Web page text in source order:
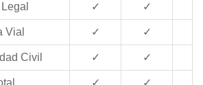
✓ ✓
Vial ✓ ✓
Civil ✓ ✓
✓ ✓